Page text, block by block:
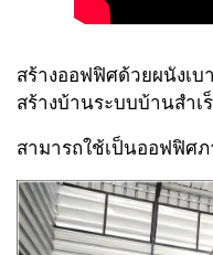
สร้างออฟฟิศด้วยผนังเบา
สร้างบ้านระบบบ้านสำเ
สามารถใช้เป็นออฟฟิศภ